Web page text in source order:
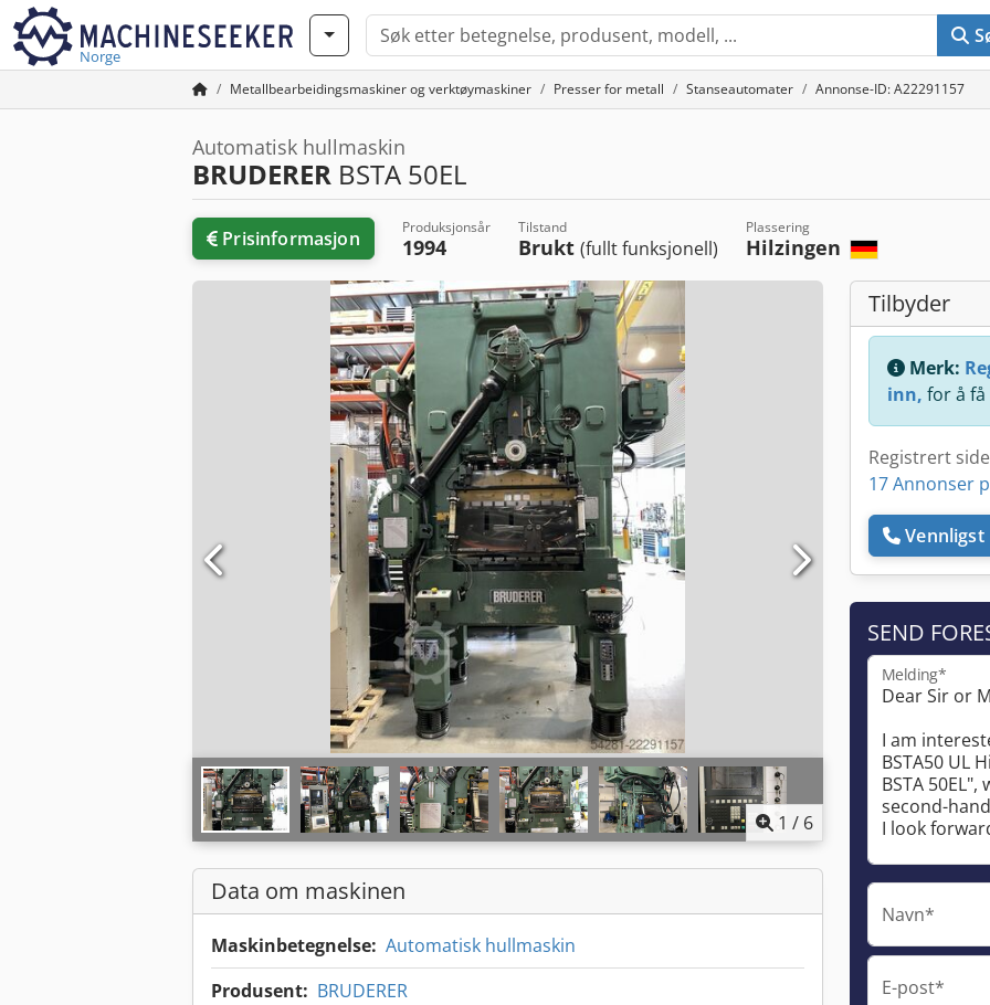
Norge
Metallbearbeidingsmaskiner og verktøymaskiner Presser for metall Stanseautomater Annonse-ID: A22291157
Automatisk hullmaskin
BRUDERER BSTA 50EL
Prisinformasjon Produksjonsår
1994
Tilstand
Brukt (fullt funksjonell)
Plassering
Hilzingen
1 / 6
Data om maskinen
Maskinbetegnelse: Automatisk hullmaskin
Produsent: BRUDERER
Tilbyder
Merk:
inn, for å
Registrert
17 Annonser
SEND
Melding*
Navn*
E-post*